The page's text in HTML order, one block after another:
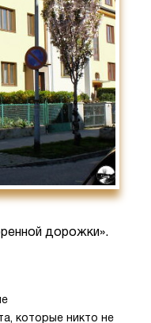
дорожки».
которые никто не